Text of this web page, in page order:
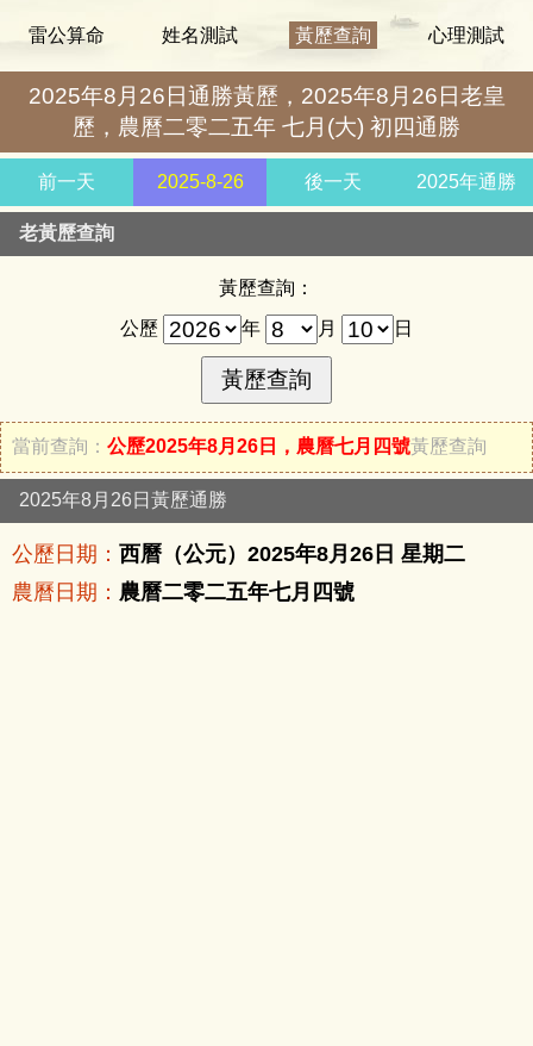
雷公算命 姓名測試 黃歷查詢 心理測試
2025年8月26日通勝黃歷，2025年8月26日老皇
歷，農曆二零二五年 七月(大) 初四通勝
前一天 2025-8-26 後一天 2025年通勝
老黃歷查詢
黃歷查詢：
公歷
年 月 日
當前查詢： 公歷2025年8月26日，農曆七月四號黃歷查詢
2025年8月26日黃歷通勝
公歷日期： 西曆（公元）2025年8月26日 星期二
農曆日期： 農曆二零二五年七月四號